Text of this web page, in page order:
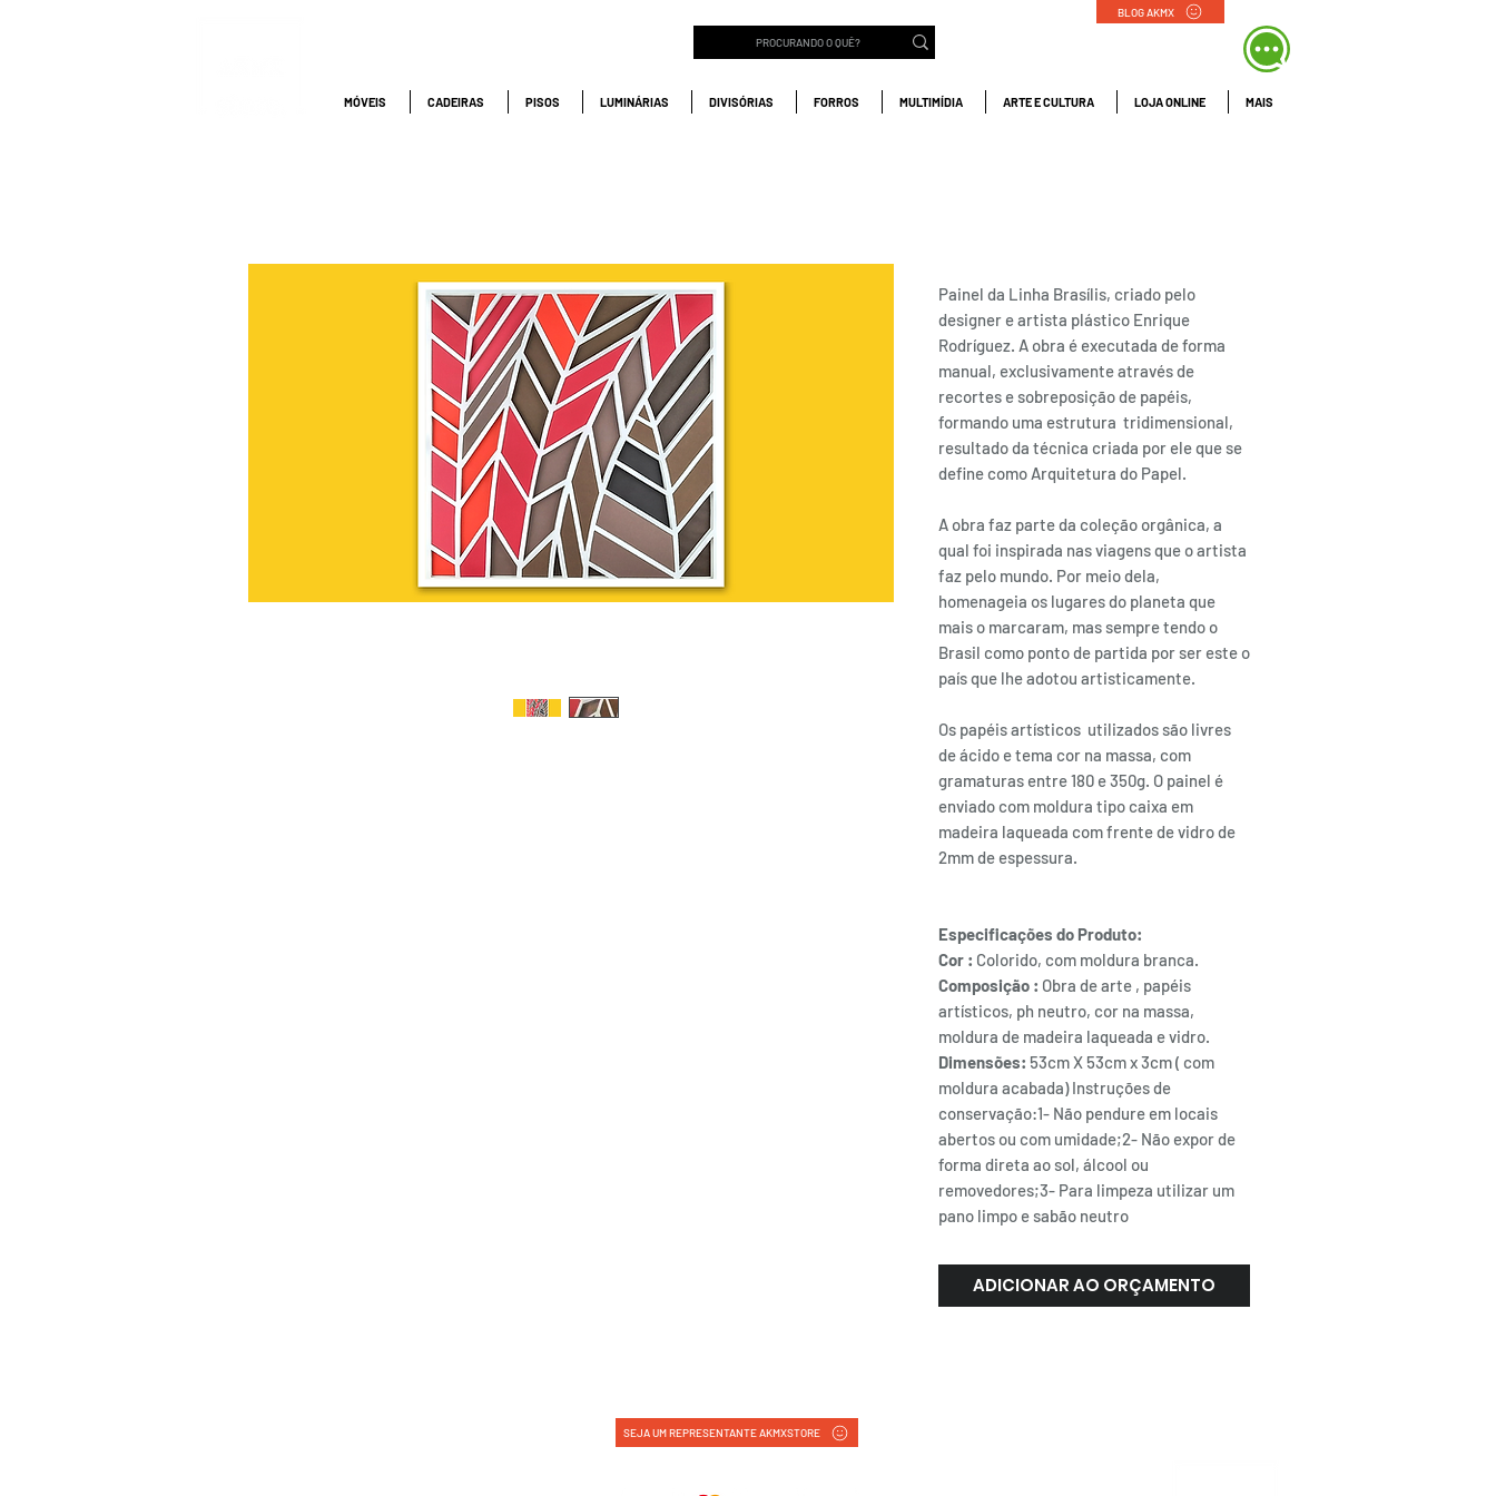
BLOG AKMX
MÓVEIS CADEIRAS PISOS LUMINÁRIAS DIVISÓRIAS FORROS MULTIMÍDIA ARTE E CULTURA LOJA ONLINE MAIS
Painel da Linha Brasílis, criado pelo
designer e artista plástico Enrique
Rodríguez. A obra é executada de forma
manual, exclusivamente através de
recortes e sobreposição de papéis,
formando uma estrutura tridimensional,
resultado da técnica criada por ele que se
define como Arquitetura do Papel.
A obra faz parte da coleção orgânica, a
qual foi inspirada nas viagens que o artista
faz pelo mundo. Por meio dela,
homenageia os lugares do planeta que
mais o marcaram, mas sempre tendo o
Brasil como ponto de partida por ser este o
país que lhe adotou artisticamente.
Os papéis artísticos utilizados são livres
de ácido e tema cor na massa, com
gramaturas entre 180 e 350g. O painel é
enviado com moldura tipo caixa em
madeira laqueada com frente de vidro de
2mm de espessura.
Especificações do Produto:
Cor : Colorido, com moldura branca.
Composição : Obra de arte , papéis
artísticos, ph neutro, cor na massa,
moldura de madeira laqueada e vidro.
Dimensões: 53cm X 53cm x 3cm ( com
moldura acabada) Instruções de
conservação:1- Não pendure em locais
abertos ou com umidade;2- Não expor de
forma direta ao sol, álcool ou
removedores;3- Para limpeza utilizar um
pano limpo e sabão neutro
ADICIONAR AO ORÇAMENTO
SEJA UM REPRESENTANTE AKMXSTORE